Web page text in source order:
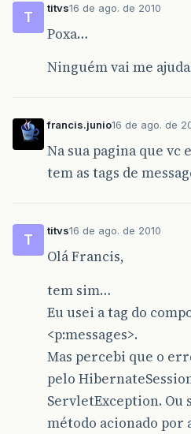
T
titvs16 de ago. de 2010
Poxa…
Ninguém vai me
francis.junio16 de ago. de
Na sua pagina que vc
tem as tags de
T
titvs16 de ago. de 2010
Olá Francis,
tem sim…
Eu usei a tag do
<p:messages>.
Mas percebi que o
pelo
ServletException. Ou
método acionado por